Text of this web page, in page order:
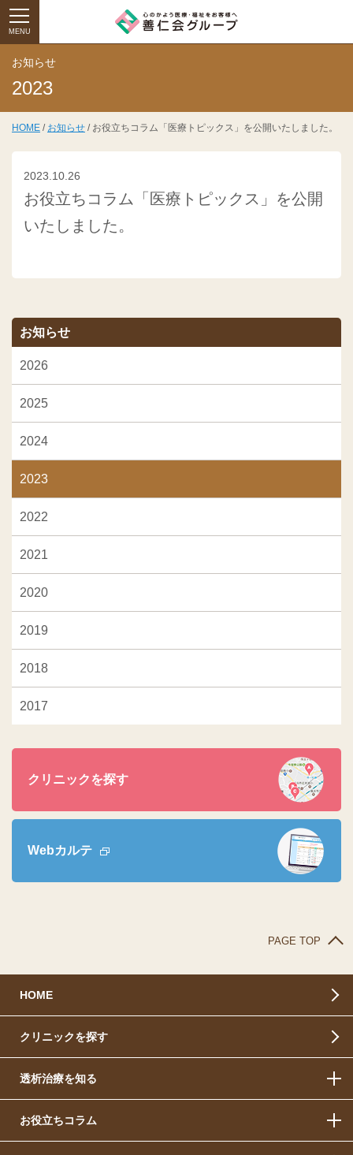
MENU
お知らせ
2023
HOME / お知らせ / お役立ちコラム「医療トピックス」を公開いたしました。
2023.10.26
お役立ちコラム「医療トピックス」を公開
いたしました。
お知らせ
2026
2025
2024
2023
2022
2021
2020
2019
2018
2017
クリニックを探す
Webカルテ
PAGE TOP
HOME
クリニックを探す
透析治療を知る
お役立ちコラム